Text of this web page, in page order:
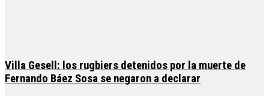
Villa Gesell: los rugbiers detenidos por la muerte de
Fernando Báez Sosa se negaron a declarar